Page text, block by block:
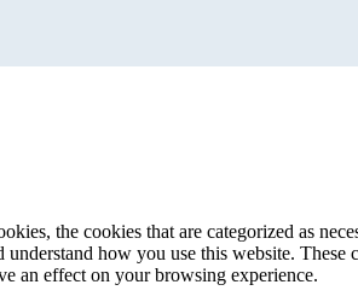
the cookies that are categorized as
how you use this website.
an effect on your browsing experience.